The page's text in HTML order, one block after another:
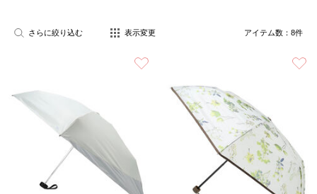
さらに絞り込む 表示変更 アイテム数： 8件